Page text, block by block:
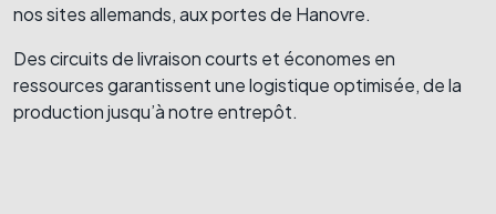
nos sites allemands, aux portes de Hanovre.
Des circuits de livraison courts et économes en
ressources garantissent une logistique optimisée, de la
production jusqu’à notre entrepôt.